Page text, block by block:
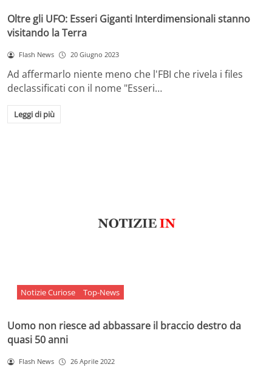
Oltre gli UFO: Esseri Giganti Interdimensionali stanno
visitando la Terra
Flash News 20 Giugno 2023
Ad affermarlo niente meno che l'FBI che rivela i files
declassificati con il nome "Esseri…
Leggi di più
Notizie Curiose Top-News
Uomo non riesce ad abbassare il braccio destro da
quasi 50 anni
Flash News 26 Aprile 2022